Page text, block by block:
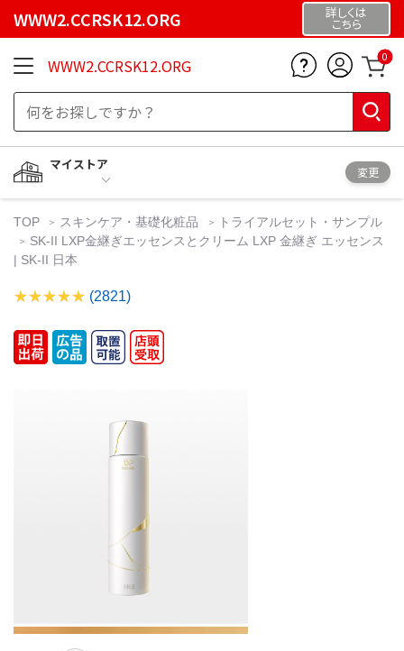
WWW2.CCRSK12.ORG 詳しくは
こちら
WWW2.CCRSK12.ORG 0
マイストア
変更
TOP スキンケア・基礎化粧品
トライアルセット・サンプル
SK-II LXP金継ぎエッセンスとクリーム LXP 金継ぎ エッセンス
| SK-II 日本
(2821)